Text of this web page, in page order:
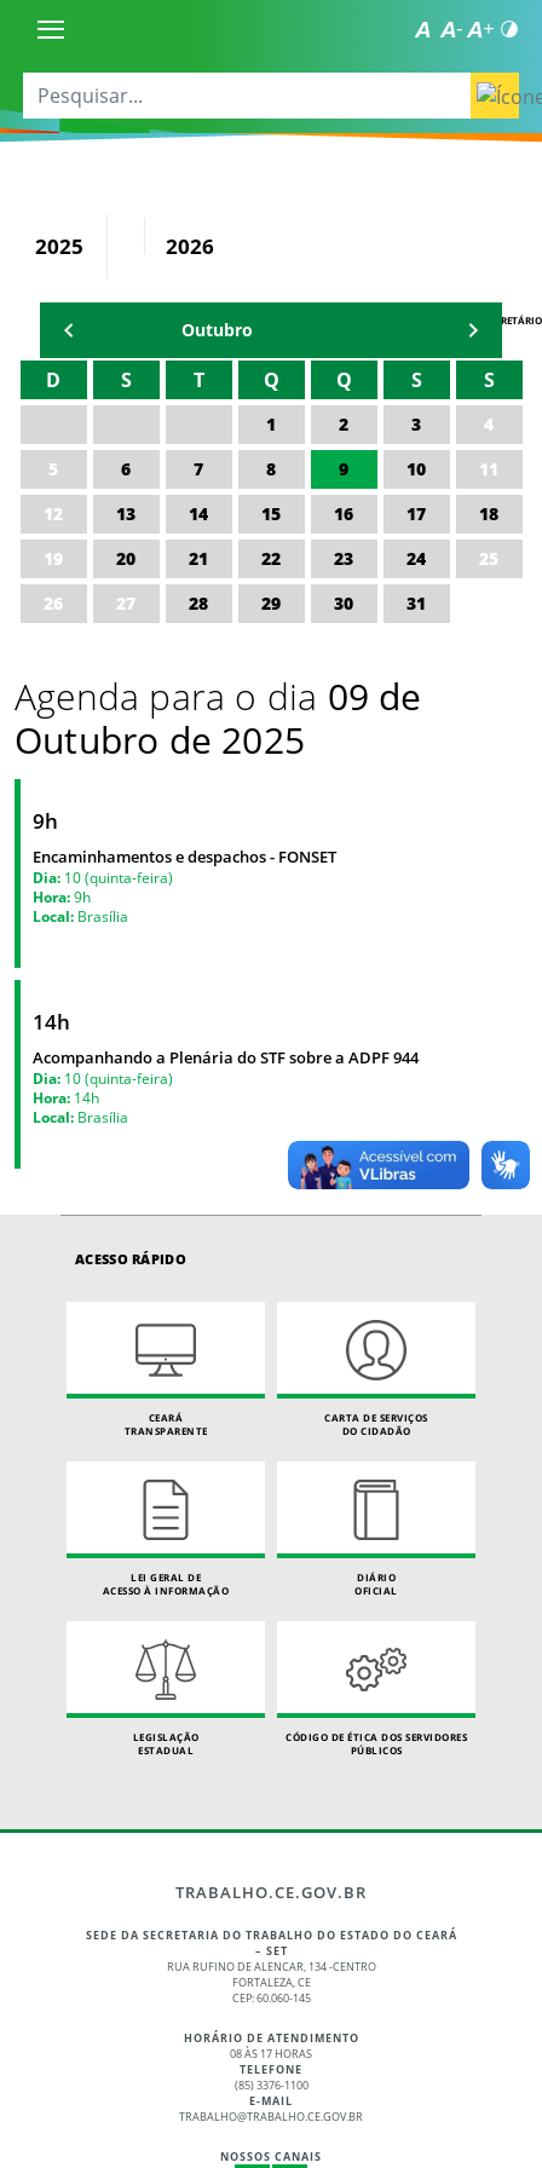
2025 2026
AGENDA DO SECRETÁRIO
Outubro
D S T Q Q S S
1 2 3
4
5
6 7 8 9 10
11
12
13 14 15 16 17
18
19
20 21 22 23 24
25
26
27 28 29 30 31
Agenda para o dia 09 de
Outubro de 2025
9h
Encaminhamentos e despachos - FONSET
Dia: 10 (quinta-feira)
Hora:9h
Local: Brasília
14h
Acompanhando a Plenária do STF sobre a ADPF 944
Dia: 10 (quinta-feira)
Hora: 14h
Local: Brasília
ACESSO RÁPIDO
CEARÁ
TRANSPARENTE
CARTA DE SERVIÇOS
DO CIDADÃO
LEI GERAL DE
ACESSO À INFORMAÇÃO
DIÁRIO
OFICIAL
LEGISLAÇÃO
ESTADUAL
CÓDIGO DE ÉTICA DOS SERVIDORES
PÚBLICOS
TRABALHO.CE.GOV.BR
SEDE DA SECRETARIA DO TRABALHO DO ESTADO DO CEARÁ
– SET
RUA RUFINO DE ALENCAR, 134 -CENTRO
FORTALEZA, CE
CEP: 60.060-145
HORÁRIO DE ATENDIMENTO
08 ÀS 17 HORAS
TELEFONE
(85) 3376-1100
E-MAIL
TRABALHO@TRABALHO.CE.GOV.BR
NOSSOS CANAIS